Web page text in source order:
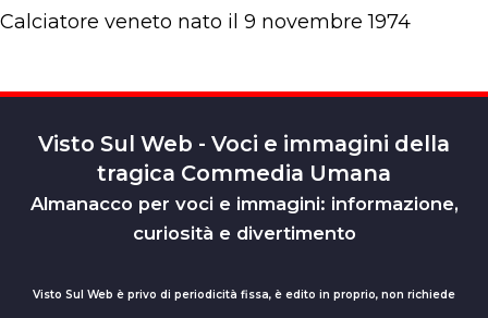
Calciatore veneto nato il 9 novembre 1974
Visto Sul Web - Voci e immagini della
tragica Commedia Umana
Almanacco per voci e immagini: informazione,
curiosità e divertimento
Visto Sul Web è privo di periodicità fissa, è edito in proprio, non richiede